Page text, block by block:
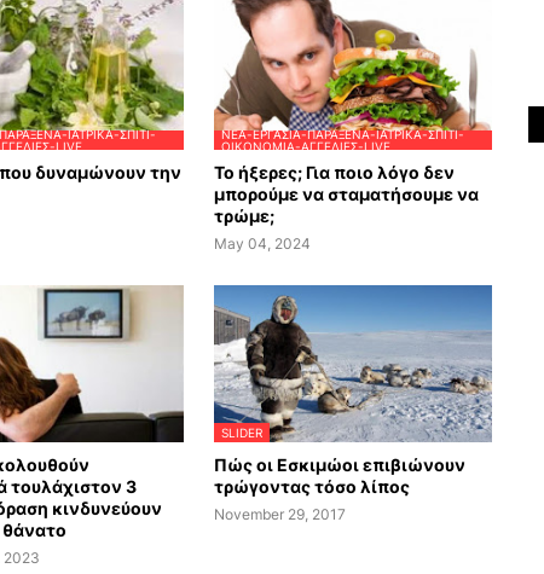
ΙΑΤΡΙΚΆ-ΣΠΊΤΙ-
LIVE
δυναμώνουν την
ΝΈΑ-ΕΡΓΑΣΊΑ-ΠΑΡΆΞΕΝΑ-ΙΑΤΡΙΚΆ-ΣΠΊΤΙ-
ΟΙΚΟΝΟΜΊΑ-ΑΓΓΕΛΊΕΣ-LIVE
Το ήξερες; Για ποιο λόγο δεν
μπορούμε να σταματήσουμε να
τρώμε;
May 04, 2024
τουλάχιστον 3
κινδυνεύουν
2023
SLIDER
Πώς οι Εσκιμώοι επιβιώνουν
τρώγοντας τόσο λίπος
November 29, 2017